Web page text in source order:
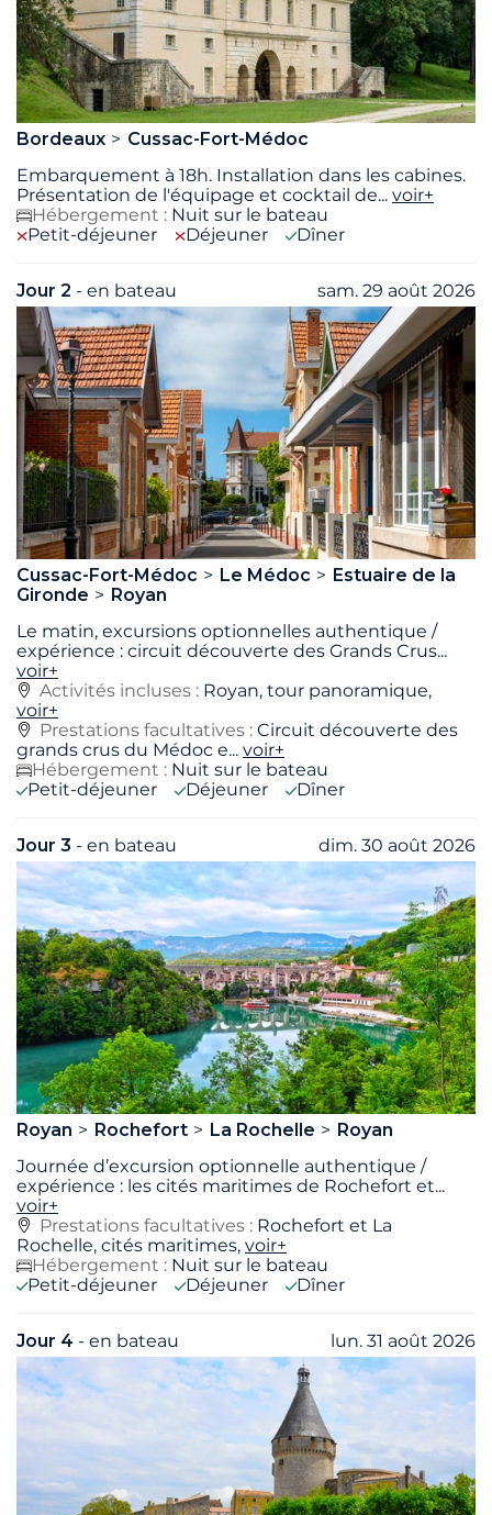
Bordeaux
Cussac-Fort-Médoc
Embarquement à 18h. Installation dans les cabines.
Présentation de l'équipage et cocktail de... voir+
Hébergement : Nuit sur le bateau
Petit-déjeuner
Déjeuner Dîner
Jour 2 - en bateau sam. 29 août 2026
Cussac-Fort-Médoc Le Médoc
Estuaire de la
Gironde
Royan
Le matin, excursions optionnelles authentique /
expérience : circuit découverte des Grands Crus...
voir+
Activités incluses : Royan, tour panoramique,
voir+
Prestations facultatives : Circuit découverte des
grands crus du Médoc e... voir+
Hébergement : Nuit sur le bateau
Petit-déjeuner
Déjeuner Dîner
Jour 3 - en bateau dim. 30 août 2026
Royan Rochefort La Rochelle
Royan
Journée d’excursion optionnelle authentique /
expérience : les cités maritimes de Rochefort et...
voir+
Prestations facultatives : Rochefort et La
Rochelle, cités maritimes, voir+
Hébergement : Nuit sur le bateau
Petit-déjeuner
Déjeuner Dîner
Jour 4 - en bateau lun. 31 août 2026